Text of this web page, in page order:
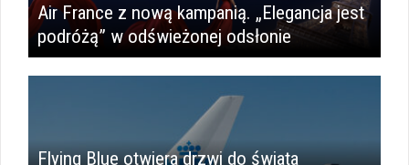
Air France z nową kampanią. „Elegancja jest
podróżą” w odświeżonej odsłonie
Flying Blue otwiera drzwi do świata